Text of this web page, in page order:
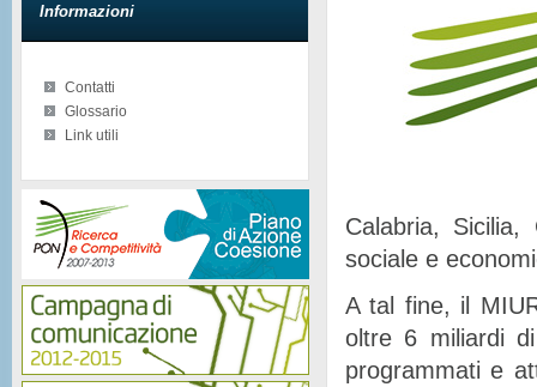
Informazioni
Contatti
Glossario
Link utili
Calabria, Sicilia,
sociale e
A tal fine, il
oltre 6 miliardi
programmati e